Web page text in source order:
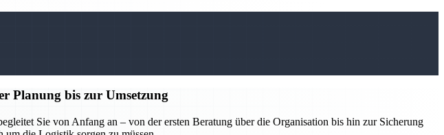
Planung bis zur Umsetzung
Sie von Anfang an – von der ersten Beratung über die Organisation bis hin zur Sicherung